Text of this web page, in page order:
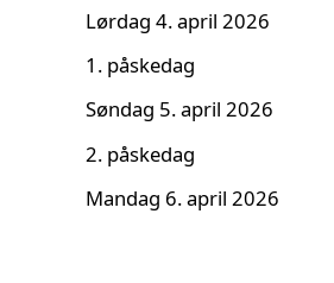
Lørdag 4. april 2026
1. påskedag
Søndag 5. april 2026
2. påskedag
Mandag 6. april 2026